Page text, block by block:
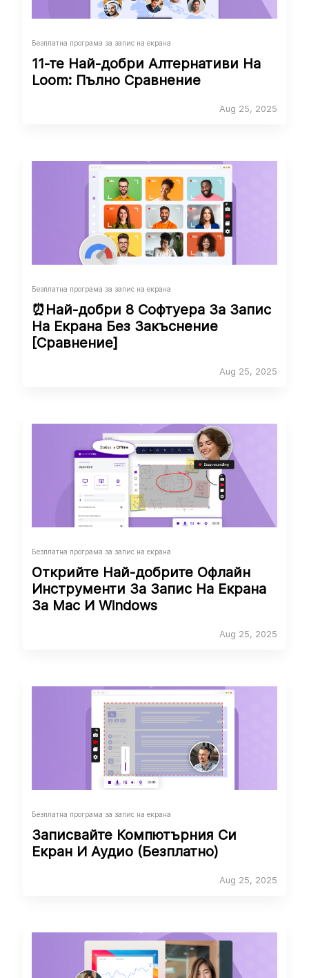
Безплатна програма за запис на екрана
11-те Най-добри Алтернативи На
Loom: Пълно Сравнение
Aug 25, 2025
Безплатна програма за запис на екрана
⏰Най-добри 8 Софтуера За Запис
На Екрана Без Закъснение
[Сравнение]
Aug 25, 2025
Безплатна програма за запис на екрана
Открийте Най-добрите Офлайн
Инструменти За Запис На Екрана
За Mac И Windows
Aug 25, 2025
Безплатна програма за запис на екрана
Записвайте Компютърния Си
Екран И Аудио (Безплатно)
Aug 25, 2025